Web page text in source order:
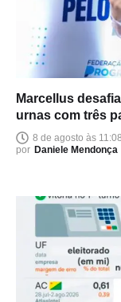
Marcellus
urnas com três
entrega
8 de agosto às
por Daniele Mendonça